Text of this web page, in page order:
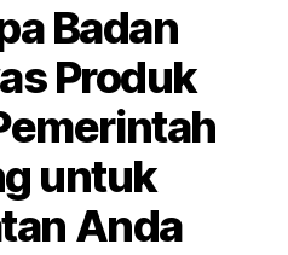
Indonesia
Badan
Produk
untuk
Anda